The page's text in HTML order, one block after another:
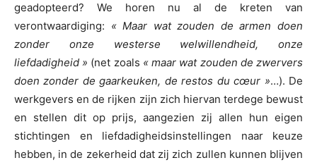
geadopteerd? We horen nu al de kreten van
verontwaardiging: « Maar wat zouden de armen doen
zonder onze westerse welwillendheid, onze
liefdadigheid » (net zoals « maar wat zouden de zwervers
doen zonder de gaarkeuken, de restos du cœur »…). De
werkgevers en de rijken zijn zich hiervan terdege bewust
en stellen dit op prijs, aangezien zij allen hun eigen
stichtingen en liefdadigheidsinstellingen naar keuze
hebben, in de zekerheid dat zij zich zullen kunnen blijven